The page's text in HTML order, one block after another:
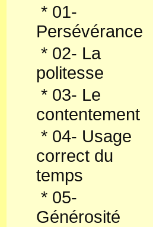
* 01-
Persévérance
* 02- La
politesse
* 03- Le
contentement
* 04- Usage
correct du
temps
* 05-
Générosité